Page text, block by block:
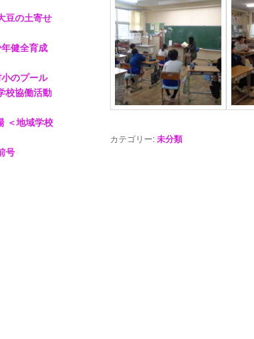
カテゴリー:未分類
豆の土寄せ
健全育成
のプール
校協働活動
＜地域学校
号